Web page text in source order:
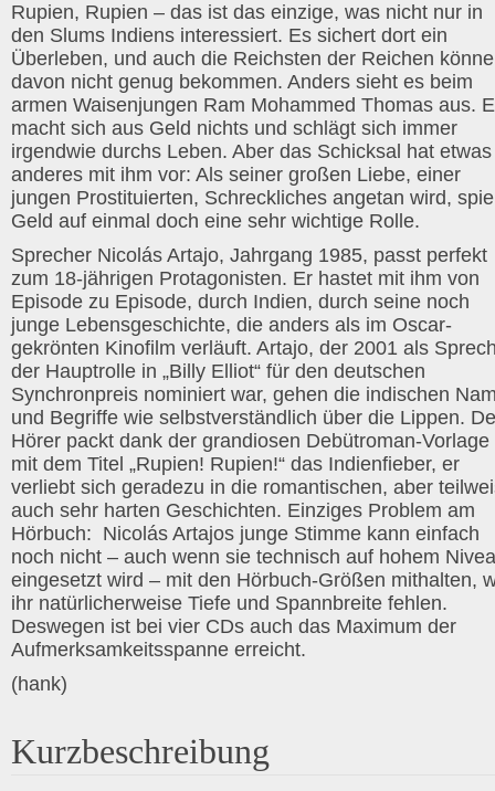
Rupien, Rupien – das ist das einzige, was nicht nur in
den Slums Indiens interessiert. Es sichert dort ein
Überleben, und auch die Reichsten der Reichen
davon nicht genug bekommen. Anders sieht es beim
armen Waisenjungen Ram Mohammed Thomas aus.
macht sich aus Geld nichts und schlägt sich immer
irgendwie durchs Leben. Aber das Schicksal hat etwas
anderes mit ihm vor: Als seiner großen Liebe, einer
jungen Prostituierten, Schreckliches angetan wird,
Geld auf einmal doch eine sehr wichtige Rolle.
Sprecher Nicolás Artajo, Jahrgang 1985, passt perfekt
zum 18-jährigen Protagonisten. Er hastet mit ihm von
Episode zu Episode, durch Indien, durch seine noch
junge Lebensgeschichte, die anders als im Oscar-
gekrönten Kinofilm verläuft. Artajo, der 2001 als
der Hauptrolle in „Billy Elliot“ für den deutschen
Synchronpreis nominiert war, gehen die indischen
und Begriffe wie selbstverständlich über die Lippen.
Hörer packt dank der grandiosen Debütroman-Vorlage
mit dem Titel „Rupien! Rupien!“ das Indienfieber, er
verliebt sich geradezu in die romantischen, aber
auch sehr harten Geschichten. Einziges Problem am
Hörbuch: Nicolás Artajos junge Stimme kann einfach
noch nicht – auch wenn sie technisch auf hohem
eingesetzt wird – mit den Hörbuch-Größen mithalten,
ihr natürlicherweise Tiefe und Spannbreite fehlen.
Deswegen ist bei vier CDs auch das Maximum der
Aufmerksamkeitsspanne erreicht.
(hank)
Kurzbeschreibung